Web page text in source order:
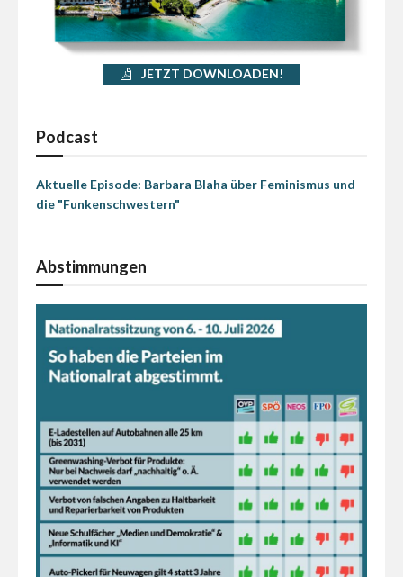
JETZT DOWNLOADEN!
Podcast
Aktuelle Episode: Barbara Blaha über Feminismus und
die "Funkenschwestern"
Abstimmungen